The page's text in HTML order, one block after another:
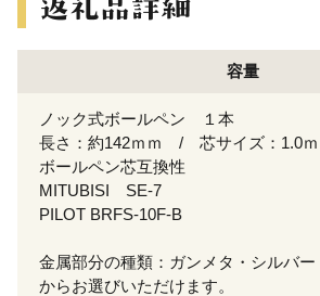
容量
ノック式ボールペン １本
長さ：約142ｍｍ / 芯サイズ：1.0ｍ
ボールペン芯互換性
MITUBISI SE-7
PILOT BRFS-10F-B
金属部分の種類：ガンメタ・シルバ
からお選びいただけます。